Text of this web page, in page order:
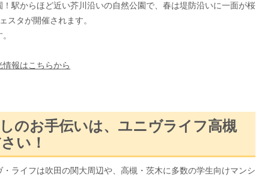
駅からほど近い芥川沿いの自然公園で、春は堤防沿いに一面が桜
スタが開催されます。
報はこちらから
のお手伝いは、ユニヴライフ高槻
い！
ライフは吹田の関大周辺や、高槻・茨木に多数の学生向けマンシ